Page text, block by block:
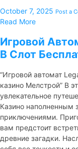
October 7, 2025 Post a
Read More
Игровой
В Слот
“Игровой автомат
казино Мелстрой” В
увлекательное
Казино
приключениями.
вам предстоит
древние загадки.